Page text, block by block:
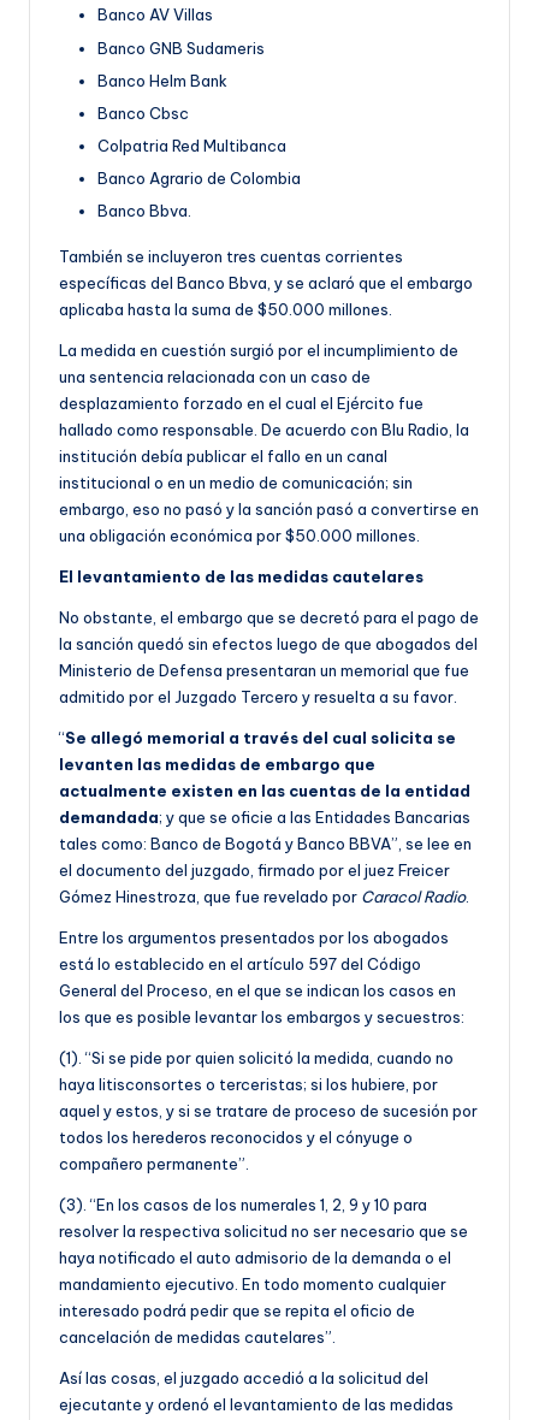
Banco AV Villas
Banco GNB Sudameris
Banco Helm Bank
Banco Cbsc
Colpatria Red Multibanca
Banco Agrario de Colombia
Banco Bbva.
También se incluyeron tres cuentas corrientes
específicas del Banco Bbva, y se aclaró que el embargo
aplicaba hasta la suma de $50.000 millones.
La medida en cuestión surgió por el incumplimiento de
una sentencia relacionada con un caso de
desplazamiento forzado en el cual el Ejército fue
hallado como responsable. De acuerdo con Blu Radio, la
institución debía publicar el fallo en un canal
institucional o en un medio de comunicación; sin
embargo, eso no pasó y la sanción pasó a convertirse en
una obligación económica por $50.000 millones.
El levantamiento de las medidas cautelares
No obstante, el embargo que se decretó para el pago de
la sanción quedó sin efectos luego de que abogados del
Ministerio de Defensa presentaran un memorial que fue
admitido por el Juzgado Tercero y resuelta a su favor.
“Se allegó memorial a través del cual solicita se
levanten las medidas de embargo que
actualmente existen en las cuentas de la entidad
demandada; y que se oficie a las Entidades Bancarias
tales como: Banco de Bogotá y Banco BBVA”, se lee en
el documento del juzgado, firmado por el juez Freicer
Gómez Hinestroza, que fue revelado por Caracol Radio.
Entre los argumentos presentados por los abogados
está lo establecido en el artículo 597 del Código
General del Proceso, en el que se indican los casos en
los que es posible levantar los embargos y secuestros:
(1). “Si se pide por quien solicitó la medida, cuando no
haya litisconsortes o terceristas; si los hubiere, por
aquel y estos, y si se tratare de proceso de sucesión por
todos los herederos reconocidos y el cónyuge o
compañero permanente”.
(3). “En los casos de los numerales 1, 2, 9 y 10 para
resolver la respectiva solicitud no ser necesario que se
haya notificado el auto admisorio de la demanda o el
mandamiento ejecutivo. En todo momento cualquier
interesado podrá pedir que se repita el oficio de
cancelación de medidas cautelares”.
Así las cosas, el juzgado accedió a la solicitud del
ejecutante y ordenó el levantamiento de las medidas